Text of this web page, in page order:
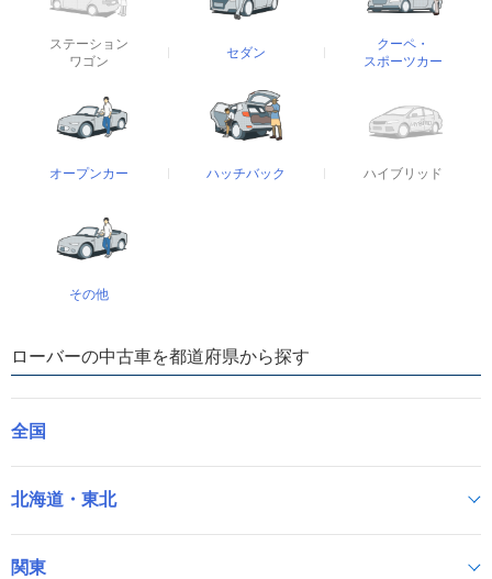
ステーション
ワゴン
セダン
クーペ・
スポーツカー
オープンカー ハッチバック ハイブリッド
その他
ローバーの中古車を都道府県から探す
全国
北海道・東北
関東